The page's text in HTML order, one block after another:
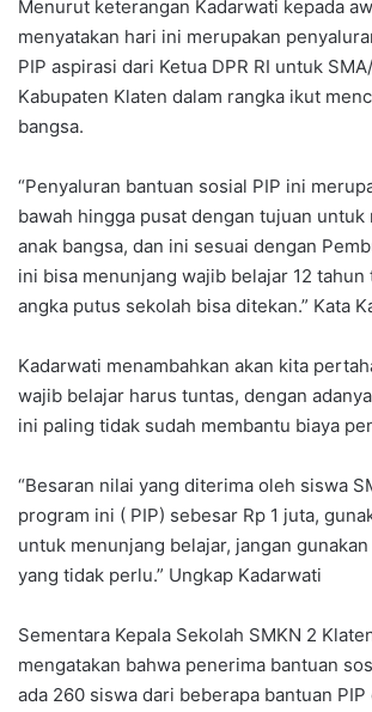
Menurut keterangan Kadarwati kepada
menyatakan hari ini merupakan
PIP aspirasi dari Ketua DPR RI untuk
Kabupaten Klaten dalam rangka ikut
bangsa.
“Penyaluran bantuan sosial PIP ini
bawah hingga pusat dengan tujuan untuk
anak bangsa, dan ini sesuai dengan
ini bisa menunjang wajib belajar 12
angka putus sekolah bisa ditekan.” Kata
Kadarwati menambahkan akan kita
wajib belajar harus tuntas, dengan
ini paling tidak sudah membantu biaya
“Besaran nilai yang diterima oleh siswa
program ini ( PIP) sebesar Rp 1 juta,
untuk menunjang belajar, jangan
yang tidak perlu.” Ungkap Kadarwati
Sementara Kepala Sekolah SMKN 2
mengatakan bahwa penerima bantuan
ada 260 siswa dari beberapa bantuan